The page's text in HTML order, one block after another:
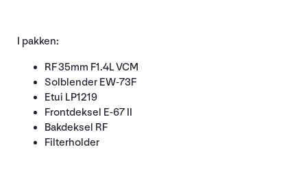
I pakken:
RF 35mm F1.4L VCM
Solblender EW-73F
Etui LP1219
Frontdeksel E-67 II
Bakdeksel RF
Filterholder